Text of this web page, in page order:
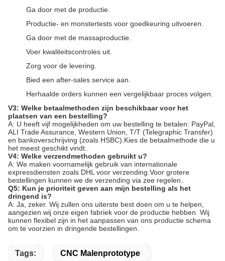
Ga door met de productie.
Productie- en monstertests voor goedkeuring uitvoeren.
Ga door met de massaproductie.
Voer kwaliteitscontroles uit.
Zorg voor de levering.
Bied een after-sales service aan.
Herhaalde orders kunnen een vergelijkbaar proces volgen.
V3: Welke betaalmethoden zijn beschikbaar voor het
plaatsen van een bestelling?
A: U heeft vijf mogelijkheden om uw bestelling te betalen: PayPal,
ALI Trade Assurance, Western Union, T/T (Telegraphic Transfer)
en bankoverschrijving (zoals HSBC).Kies de betaalmethode die u
het meest geschikt vindt..
V4: Welke verzendmethoden gebruikt u?
A: We maken voornamelijk gebruik van internationale
expressdiensten zoals DHL voor verzending.Voor grotere
bestellingen kunnen we de verzending via zee regelen..
Q5: Kun je prioriteit geven aan mijn bestelling als het
dringend is?
A: Ja, zeker. Wij zullen ons uiterste best doen om u te helpen,
aangezien wij onze eigen fabriek voor de productie hebben. Wij
kunnen flexibel zijn in het aanpassen van ons productie schema
om te voorzien in dringende bestellingen.
Tags: CNC Malenprototype